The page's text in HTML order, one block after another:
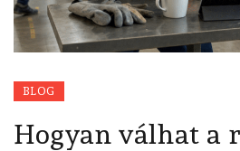
BLOG
Hogyan válhat a